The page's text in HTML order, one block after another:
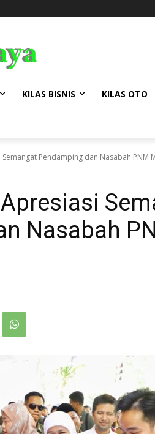
KILAS BISNIS KILAS OTO
Pendamping dan Nasabah PNM
Nasabah